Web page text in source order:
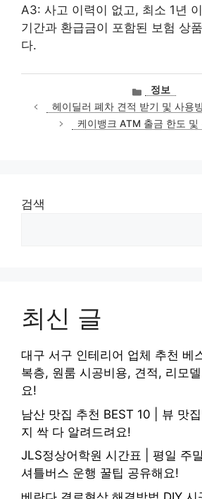
A3: 사고 이력이 없고, 최소 1년
기간과 환급금이 포함된 보험 상
다.
카
테
고
리
정보
헤이딜러 폐차 견적 받기 및 사용
케이뱅크 ATM 출금 한도 및
검색
최신 글
대구 서구 인테리어 업체 추천 베
복층, 원룸 시공비용, 견적, 리모
요!
남산 맛집 추천 BEST 10 | 뷰 맛
지 싹 다 알려드려요!
JLS정상어학원 시간표 | 평일 주
셔틀버스 운행 꿀팁 공유해요!